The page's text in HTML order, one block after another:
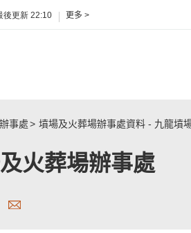
後更新 22:10 更多 >
事處 墳場及火葬場辦事處資料 - 九龍墳
火葬場辦事處